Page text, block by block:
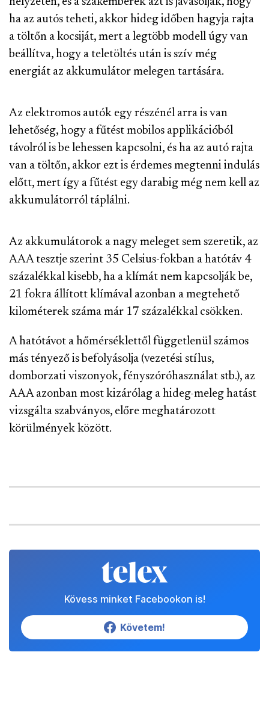
ha az autós teheti, akkor hideg időben hagyja rajta
a töltőn a kocsiját, mert a legtöbb modell úgy van
beállítva, hogy a teletöltés után is szív még
energiát az akkumulátor melegen tartására.
Az elektromos autók egy részénél arra is van
lehetőség, hogy a fűtést mobilos applikációból
távolról is be lehessen kapcsolni, és ha az autó rajta
van a töltőn, akkor ezt is érdemes megtenni indulás
előtt, mert így a fűtést egy darabig még nem kell az
akkumulátorról táplálni.
Az akkumulátorok a nagy meleget sem szeretik, az
AAA tesztje szerint 35 Celsius-fokban a hatótáv 4
százalékkal kisebb, ha a klímát nem kapcsolják be,
21 fokra állított klímával azonban a megtehető
kilométerek száma már 17 százalékkal csökken.
A hatótávot a hőmérséklettől függetlenül számos
más tényező is befolyásolja (vezetési stílus,
domborzati viszonyok, fényszóróhasználat stb.), az
AAA azonban most kizárólag a hideg-meleg hatást
vizsgálta szabványos, előre meghatározott
körülmények között.
Kövess minket Facebookon is!
Követem!